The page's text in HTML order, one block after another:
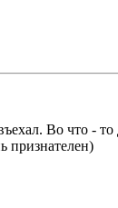
Во что - то
признателен)